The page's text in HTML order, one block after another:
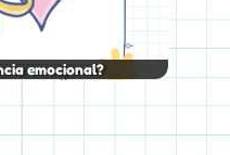
emocional?